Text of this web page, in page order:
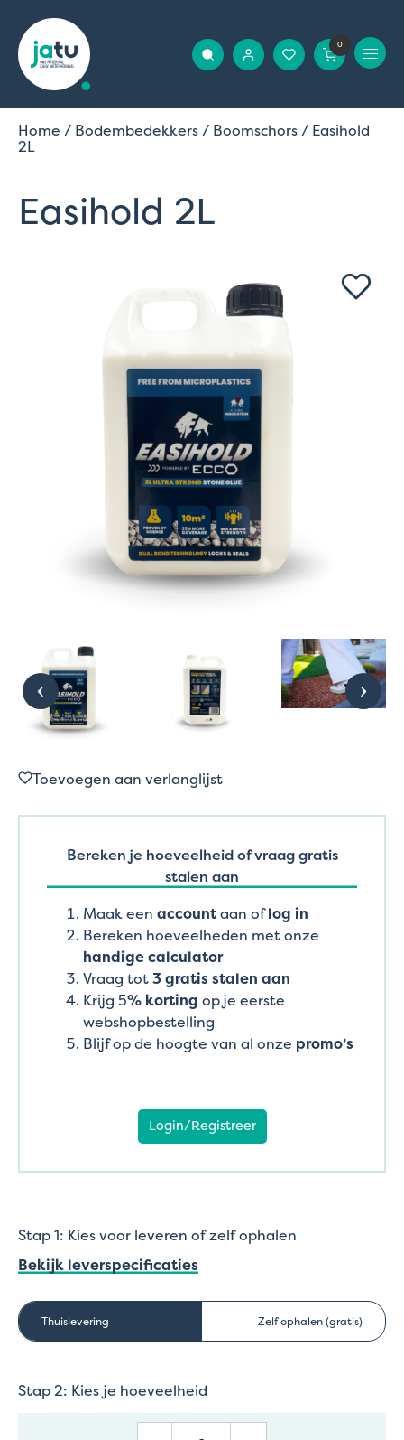
0
Home / Bodembedekkers/ Boomschors/ Easihold
2L
Easihold 2L
Toevoegen aan verlanglijst
Bereken je hoeveelheid of vraag gratis
stalen aan
Maak een accountaan oflog in
Bereken hoeveelheden met onze
handige calculator
Vraag tot3 gratis stalen aan
Krijg 5% korting op je eerste
webshopbestelling
Blijf op de hoogte van al onze promo’s
Login/Registreer
Stap 1: Kies voor leveren of zelf ophalen
Bekijk leverspecificaties
Thuislevering Zelf ophalen (gratis)
Stap 2: Kies je hoeveelheid